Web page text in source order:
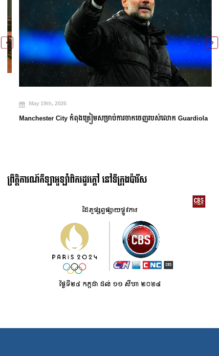
May 19th, 2026
Manchester City កំពុងត្រៀមសម្រាប់ការចាកចេញរបស់លោក Guardiola
ព្រឹត្តិការណ៍កីឡាអូឡាំពិករដូវក្ដៅ នៅទីក្រុងប៉ារីស